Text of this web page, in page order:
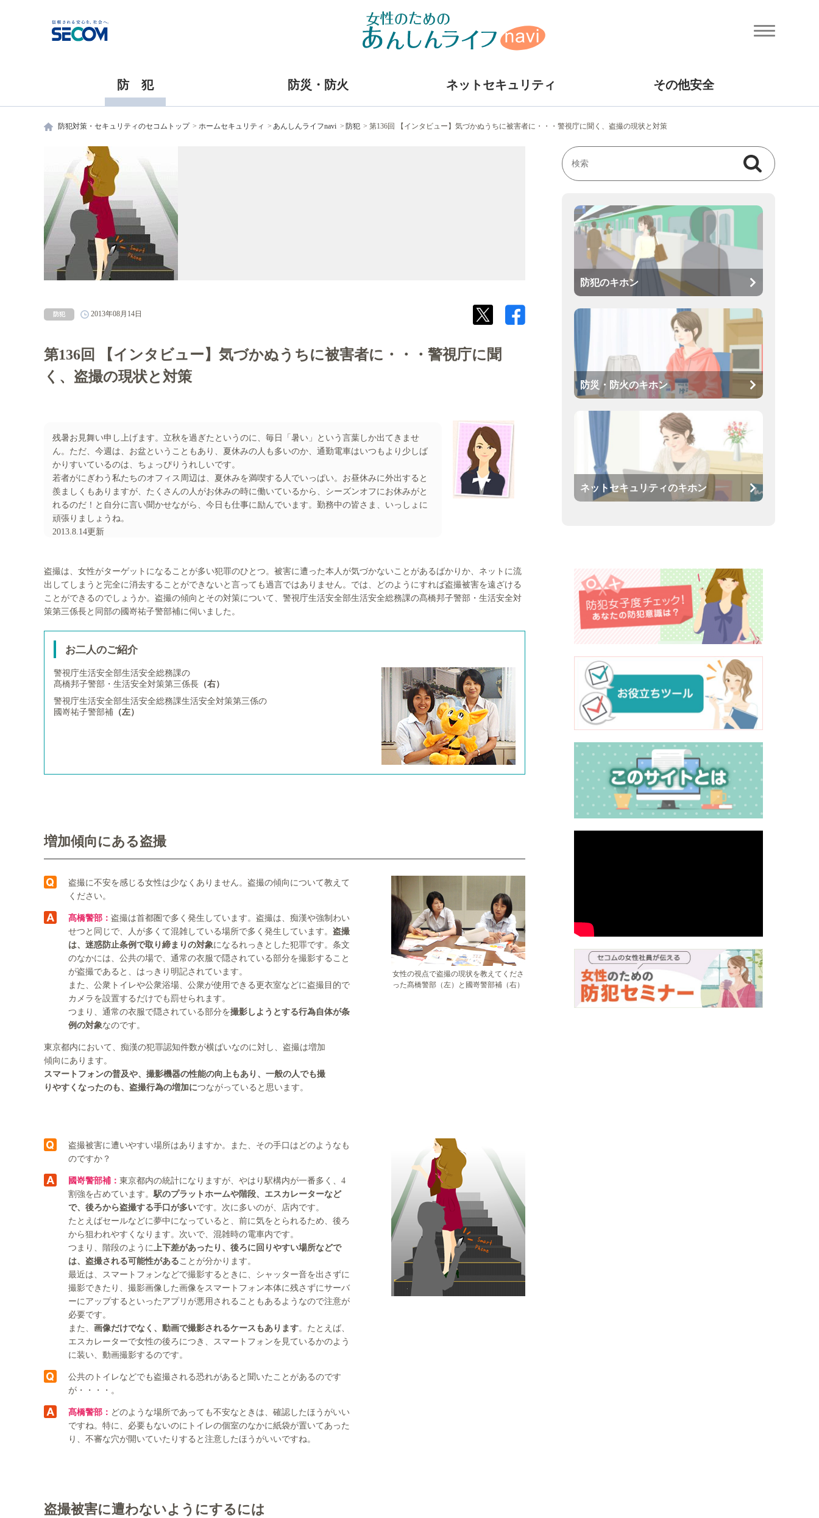
防 犯 防災・防火 ネットセキュリティ その他安全
防犯対策・セキュリティのセコムトップ ホームセキュリティ あんしんライフnavi 防犯 第136回 【インタビュー】気づかぬうちに被害者に・・・警視庁に聞く、盗撮の現状と対策
防犯 2013年08月14日
第136回 【インタビュー】気づかぬうちに被害者に・・・警視庁に聞
く、盗撮の現状と対策
残暑お見舞い申し上げます。立秋を過ぎたというのに、毎日「暑い」という言葉しか出てきませ
ん。ただ、今週は、お盆ということもあり、夏休みの人も多いのか、通勤電車はいつもより少しば
かりすいているのは、ちょっぴりうれしいです。
若者がにぎわう私たちのオフィス周辺は、夏休みを満喫する人でいっぱい。お昼休みに外出すると
羨ましくもありますが、たくさんの人がお休みの時に働いているから、シーズンオフにお休みがと
れるのだ！と自分に言い聞かせながら、今日も仕事に励んでいます。勤務中の皆さま、いっしょに
頑張りましょうね。
2013.8.14更新
盗撮は、女性がターゲットになることが多い犯罪のひとつ。被害に遭った本人が気づかないことがあるばかりか、ネットに流
出してしまうと完全に消去することができないと言っても過言ではありません。では、どのようにすれば盗撮被害を遠ざける
ことができるのでしょうか。盗撮の傾向とその対策について、警視庁生活安全部生活安全総務課の髙橋邦子警部・生活安全対
策第三係長と同部の國嵜祐子警部補に伺いました。
お二人のご紹介
警視庁生活安全部生活安全総務課の
髙橋邦子警部・生活安全対策第三係長 （右）
警視庁生活安全部生活安全総務課生活安全対策第三係の
國嵜祐子警部補 （左）
増加傾向にある盗撮
盗撮に不安を感じる女性は少なくありません。盗撮の傾向について教えて
ください。
髙橋警部： 盗撮は首都圏で多く発生しています。盗撮は、痴漢や強制わい
せつと同じで、人が多くて混雑している場所で多く発生しています。 盗撮
は、迷惑防止条例で取り締まりの対象になるれっきとした犯罪です。条文
のなかには、公共の場で、通常の衣服で隠されている部分を撮影すること
が盗撮であると、はっきり明記されています。
また、公衆トイレや公衆浴場、公衆が使用できる更衣室などに盗撮目的で
カメラを設置するだけでも罰せられます。
つまり、通常の衣服で隠されている部分を撮影しようとする行為自体が条
例の対象なのです。
東京都内において、痴漢の犯罪認知件数が横ばいなのに対し、盗撮は増加
傾向にあります。
スマートフォンの普及や、撮影機器の性能の向上もあり、一般の人でも撮
りやすくなったのも、盗撮行為の増加につながっていると思います。
女性の視点で盗撮の現状を教えてくださ
った髙橋警部（左）と國嵜警部補（右）
盗撮被害に遭いやすい場所はありますか。また、その手口はどのようなも
のですか？
國嵜警部補： 東京都内の統計になりますが、やはり駅構内が一番多く、4
割強を占めています。駅のプラットホームや階段、エスカレーターなど
で、後ろから盗撮する手口が多いです。次に多いのが、店内です。
たとえばセールなどに夢中になっていると、前に気をとられるため、後ろ
から狙われやすくなります。次いで、混雑時の電車内です。
つまり、階段のように上下差があったり、後ろに回りやすい場所などで
は、盗撮される可能性があることが分かります。
最近は、スマートフォンなどで撮影するときに、シャッター音を出さずに
撮影できたり、撮影画像した画像をスマートフォン本体に残さずにサーバ
ーにアップするといったアプリが悪用されることもあるようなので注意が
必要です。
また、 画像だけでなく、動画で撮影されるケースもあります。たとえば、
エスカレーターで女性の後ろにつき、スマートフォンを見ているかのよう
に装い、動画撮影するのです。
公共のトイレなどでも盗撮される恐れがあると聞いたことがあるのです
が・・・・。
髙橋警部： どのような場所であっても不安なときは、確認したほうがいい
ですね。特に、必要もないのにトイレの個室のなかに紙袋が置いてあった
り、不審な穴が開いていたりすると注意したほうがいいですね。
盗撮被害に遭わないようにするには
検索キーワード入力
検索
防犯のキホン
防災・防火のキホン
ネットセキュリティのキホン